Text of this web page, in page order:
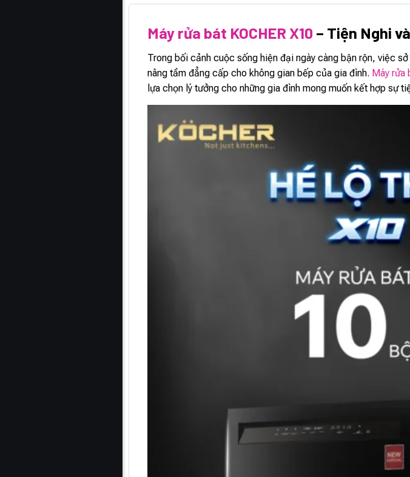
Máy rửa bát KOCHER X10 – Tiện Nghi
Trong bối cảnh cuộc sống hiện đại ngày càng bận rộn, việc
nâng tầm đẳng cấp cho không gian bếp của gia đình. Máy rửa
lựa chọn lý tưởng cho những gia đình mong muốn kết hợp sự